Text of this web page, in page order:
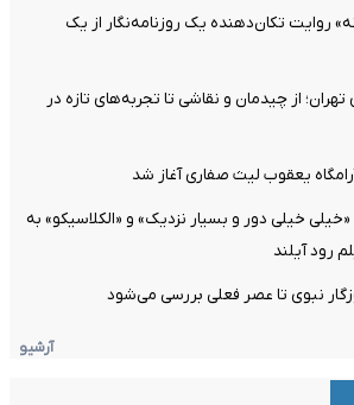
روایت تکان‌دهنده یک روزنامه‌نگار از یک
از چیدمان و نقاشی تا تجربه‌های تازه در
یعقوب لیث صفاری آغاز شد
خیلی دور و بسیار نزدیک» و «الکلاسیکو» به
رود آیلند
نبوی تا عصر فعلی بررسی می‌شود
آرشیو